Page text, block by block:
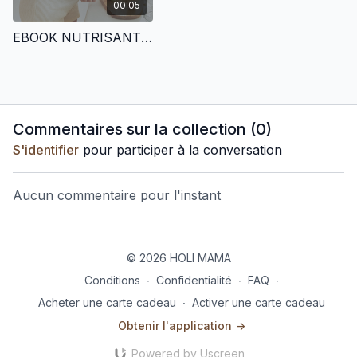
00:05
EBOOK NUTRISANTÉ | RECETTES GROSSESSE
Commentaires sur la collection (0)
S'identifier pour participer à la conversation
Aucun commentaire pour l'instant
© 2026 HOLI MAMA
Conditions ∙ Confidentialité ∙ FAQ ∙
Acheter une carte cadeau ∙ Activer une carte cadeau
Obtenir l'application ->
Powered by Uscreen